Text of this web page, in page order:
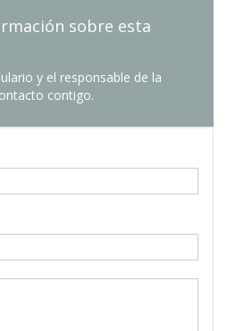
sobre esta
y el responsable de la
contigo.